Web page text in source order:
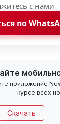
с нами
по
приложение
курсе всех
Скачать